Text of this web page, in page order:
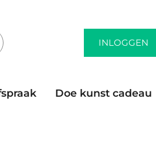
INLOGGEN
Doe kunst cadeau